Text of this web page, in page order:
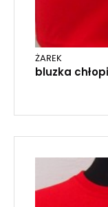
ŻAREK
bluzka